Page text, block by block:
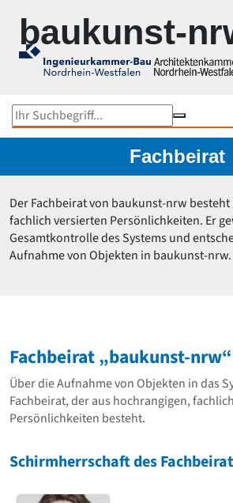
baukunst-
Objektsuche
Im Fokus
Kunst und Bau NRW
Rheinbrücken in NRW
Werner Ruhnau
Ruhrtriennale 2024
David Chipperfield
Harald Deilmann
Gottfried Böhm
Schneider von Esleben
Big Beautiful Buildings (Großbauten
Fachbeirat
Der Fachbeirat von baukunst-nrw
fachlich versierten Persönlichkeiten. Er
Gesamtkontrolle des Systems und
Aufnahme von Objekten in baukunst-nrw.
Fachbeirat „baukunst-nrw“
Über die Aufnahme von Objekten in das
Fachbeirat, der aus hochrangigen,
Persönlichkeiten besteht.
Schirmherrschaft des